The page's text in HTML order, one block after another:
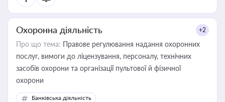
Охоронна діяльність +2
Про що тема: Правове регулювання надання охоронних
послуг, вимоги до ліцензування, персоналу, технічних
засобів охорони та організації пультової й фізичної
охорони
Банківська діяльність